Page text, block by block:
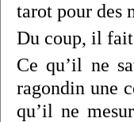
tarot pour des
Du coup, il fait
Ce qu’il ne
ragondin une
qu’il ne